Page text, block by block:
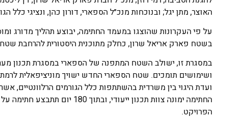
האוצר, מתן יגל; ובנוכחות מנכ״ל הספארי, דורון כהן, ונציגי כלל
על פי העקרונות שהוצגו במעמד החתימה, יבוצע תהליך מדורג
בשטח פארק אריאל שרון, כחלק מתוכנית היסטורית להרחבת
במסגרת זו, ישולב השטח המתפנה של הספארי במסגרת תכנון
ושימושים תומכים. שטח הספארי החדש ישויך מוניציפאלית
החתימה ימונה צוות תכנון
הפרויקט.